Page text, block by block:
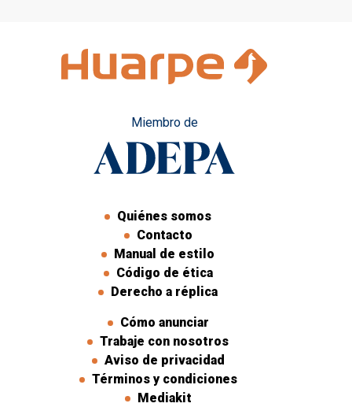
Miembro de
Quiénes somos
Contacto
Manual de estilo
Código de ética
Derecho a réplica
Cómo anunciar
Trabaje con nosotros
Aviso de privacidad
Términos y condiciones
Mediakit